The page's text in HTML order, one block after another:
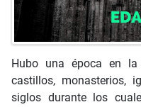
Hubo una época en la
castillos, monasterios,
siglos durante los